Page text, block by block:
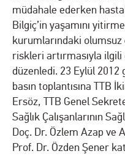
müdahale ederken
Bilgiç’in yaşamını
kurumlarındaki olumsuz
riskleri artırmasıyla ilgili
düzenledi. 23 Eylül 2012
basın toplantısına TTB
Ersöz, TTB Genel
Sağlık Çalışanlarının
Doç. Dr. Özlem Azap ve
Prof. Dr. Özden Şener